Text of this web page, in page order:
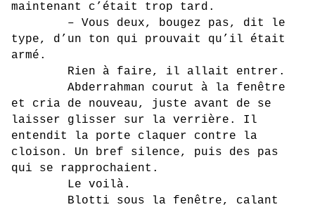
maintenant c’était trop tard.
– Vous deux, bougez pas, dit le
type, d’un ton qui prouvait qu’il était
armé.
Rien à faire, il allait entrer.
Abderrahman courut à la fenêtre
et cria de nouveau, juste avant de se
laisser glisser sur la verrière. Il
entendit la porte claquer contre la
cloison. Un bref silence, puis des pas
qui se rapprochaient.
Le voilà.
Blotti sous la fenêtre, calant